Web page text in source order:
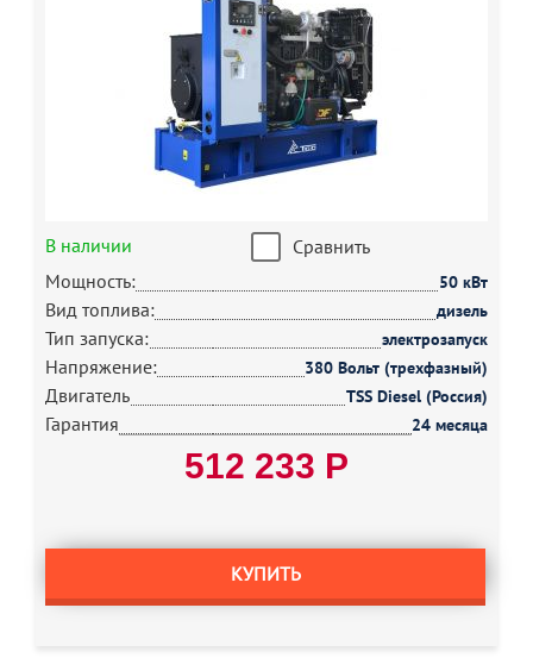
В наличии
Сравнить
Мощность:
50 кВт
Вид топлива: дизель
Тип запуска: электрозапуск
Напряжение: 380 Вольт (трехфазный)
Двигатель TSS Diesel (Россия)
Гарантия 24 месяца
512 233 Р
КУПИТЬ